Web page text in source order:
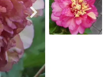
Zum nächsten Bild